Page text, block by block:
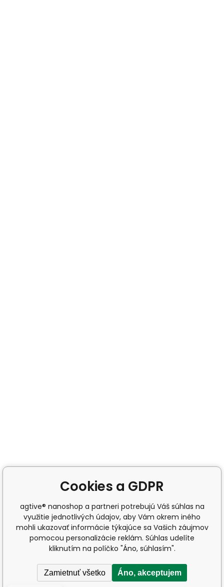
Cookies a GDPR
agtive® nanoshop a partneri potrebujú Váš súhlas na
využitie jednotlivých údajov, aby Vám okrem iného
mohli ukazovať informácie týkajúce sa Vašich záujmov
pomocou personalizácie reklám. Súhlas udelíte
kliknutím na políčko "Áno, súhlasím".
Zamietnuť všetko Áno, akceptujem